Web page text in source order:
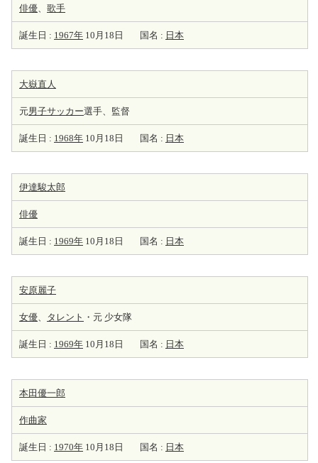
俳優、 歌手
誕生日 : 1967年 10月18日 国名 : 日本
大嶽直人
元男子サッカー選手、監督
誕生日 : 1968年 10月18日 国名 : 日本
伊達駿太郎
俳優
誕生日 : 1969年 10月18日 国名 : 日本
安原麗子
女優、 タレント ・元 少女隊
誕生日 : 1969年 10月18日 国名 : 日本
本田優一郎
作曲家
誕生日 : 1970年 10月18日 国名 : 日本